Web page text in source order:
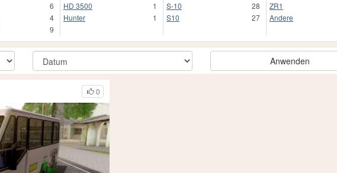
6
4
9
HD 3500
1
Hunter
1
S-10
28
S10
27
ZR1
Andere
Anwenden
0